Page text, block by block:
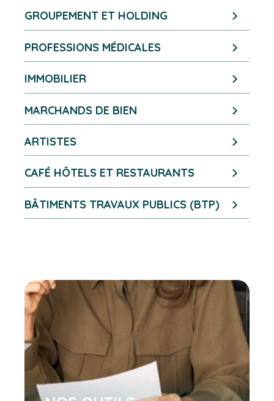
GROUPEMENT ET HOLDING
PROFESSIONS MÉDICALES
IMMOBILIER
MARCHANDS DE BIEN
ARTISTES
CAFÉ HÔTELS ET RESTAURANTS
BÂTIMENTS TRAVAUX PUBLICS (BTP)